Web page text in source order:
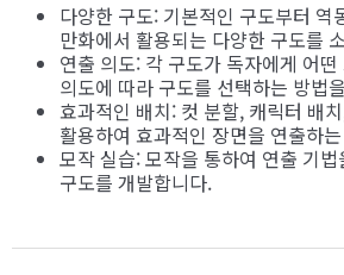
다양한 구도: 기본적인 구도부터 역
만화에서 활용되는 다양한 구도를
연출 의도: 각 구도가 독자에게 어
의도에 따라 구도를 선택하는 방법
효과적인 배치: 컷 분할, 캐릭터 배
활용하여 효과적인 장면을 연출하
모작 실습: 모작을 통하여 연출 기
구도를 개발합니다.